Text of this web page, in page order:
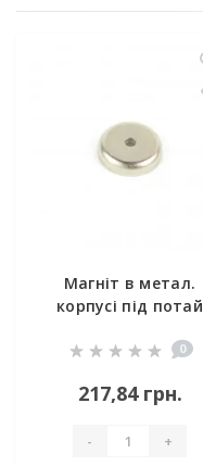
Магніт в метал.
корпусі під потай
0
217,84 грн.
- +